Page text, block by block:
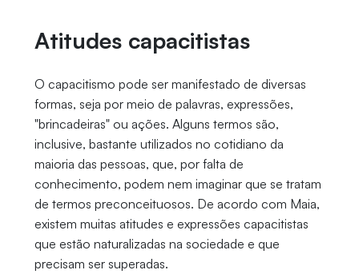
Atitudes capacitistas
O capacitismo pode ser manifestado de diversas
formas, seja por meio de palavras, expressões,
"brincadeiras" ou ações. Alguns termos são,
inclusive, bastante utilizados no cotidiano da
maioria das pessoas, que, por falta de
conhecimento, podem nem imaginar que se tratam
de termos preconceituosos. De acordo com Maia,
existem muitas atitudes e expressões capacitistas
que estão naturalizadas na sociedade e que
precisam ser superadas.